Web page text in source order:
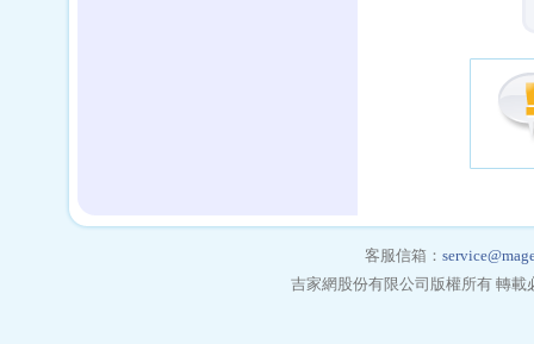
客服信箱：
吉家網股份有限公司版權所有 轉載